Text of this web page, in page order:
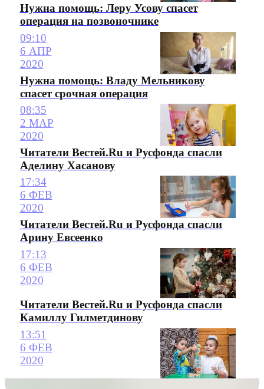
Нужна помощь: Леру Усову спасет
операция на позвоночнике
09:10
6 АПР
2020
Нужна помощь: Владу Мельникову
спасет срочная операция
08:35
2 МАР
2020
Читатели Вестей.Ru и Русфонда спасли
Аделину Хасанову
17:34
6 ФЕВ
2020
Читатели Вестей.Ru и Русфонда спасли
Арину Евсеенко
17:13
6 ФЕВ
2020
Читатели Вестей.Ru и Русфонда спасли
Камиллу Гилметдинову
13:51
6 ФЕВ
2020